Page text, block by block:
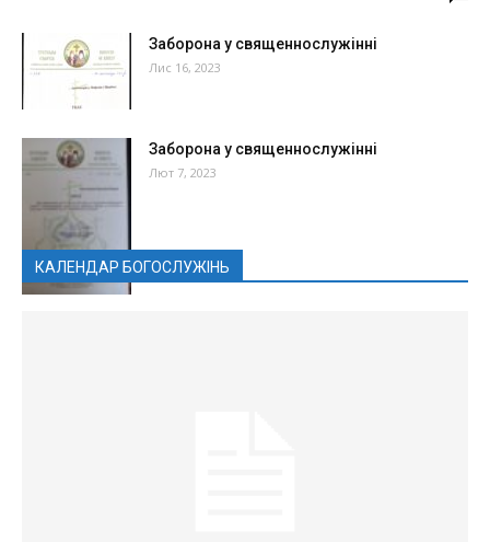
Заборона у священнослужінні
Лис 16, 2023
Заборона у священнослужінні
Лют 7, 2023
КАЛЕНДАР БОГОСЛУЖІНЬ